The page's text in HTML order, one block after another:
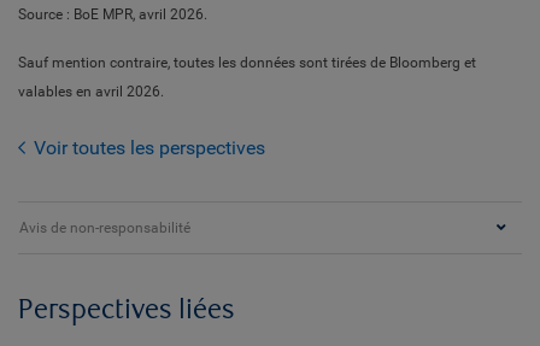
Source : BoE MPR, avril 2026.
Sauf mention contraire, toutes les données sont tirées de Bloomberg et
valables en avril 2026.
Voir toutes les perspectives
Avis de non-responsabilité
Perspectives liées